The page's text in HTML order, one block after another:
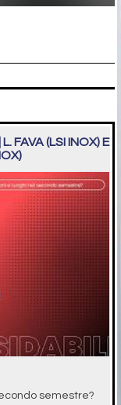
FAVA (LSI INOX) E
semestre?